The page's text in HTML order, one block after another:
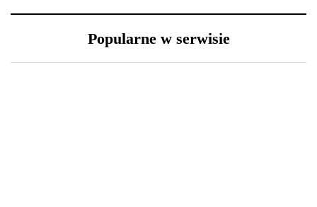
Popularne w serwisie